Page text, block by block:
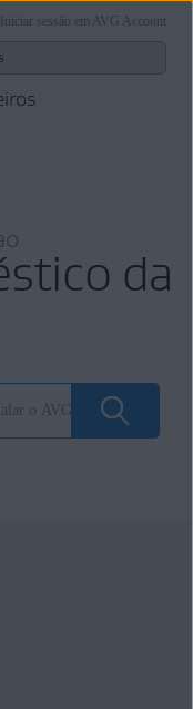
Iniciar sessão em AVG Account
da